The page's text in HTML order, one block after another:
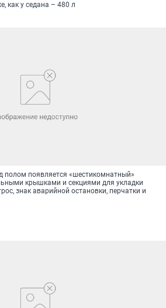
как у седана – 480 л
полом появляется «шестикомнатный»
крышками и секциями для укладки
знак аварийной остановки, перчатки и